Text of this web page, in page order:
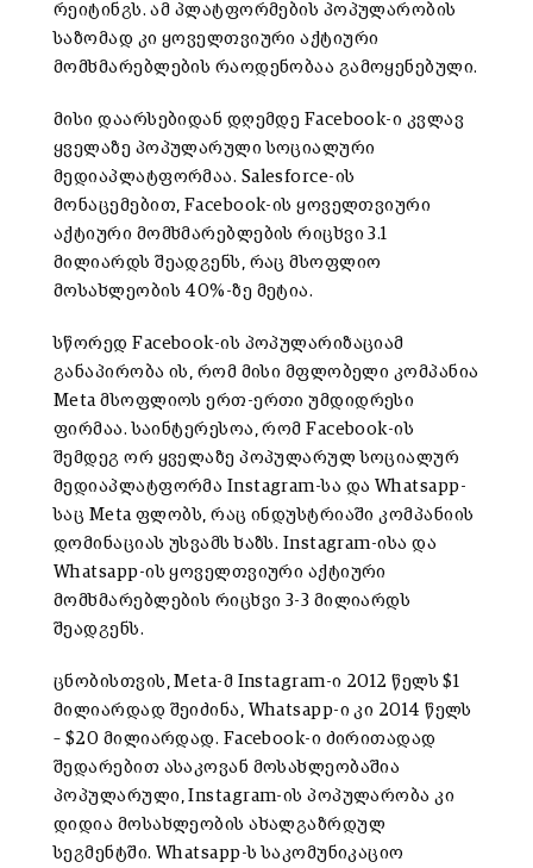
რეიტინგს. ამ პლატფორმების პოპულარობის
საზომად კი ყოველთვიური აქტიური
მომხმარებლების რაოდენობაა გამოყენებული.
მისი დაარსებიდან დღემდე Facebook-ი კვლავ
ყველაზე პოპულარული სოციალური
მედიაპლატფორმაა. Salesforce-ის
მონაცემებით, Facebook-ის ყოველთვიური
აქტიური მომხმარებლების რიცხვი 3.1
მილიარდს შეადგენს, რაც მსოფლიო
მოსახლეობის 40%-ზე მეტია.
სწორედ Facebook-ის პოპულარიზაციამ
განაპირობა ის, რომ მისი მფლობელი კომპანია
Meta მსოფლიოს ერთ-ერთი უმდიდრესი
ფირმაა. საინტერესოა, რომ Facebook-ის
შემდეგ ორ ყველაზე პოპულარულ სოციალურ
მედიაპლატფორმა Instagram-სა და Whatsapp-
საც Meta ფლობს, რაც ინდუსტრიაში კომპანიის
დომინაციას უსვამს ხაზს. Instagram-ისა და
Whatsapp-ის ყოველთვიური აქტიური
მომხმარებლების რიცხვი 3-3 მილიარდს
შეადგენს.
ცნობისთვის, Meta-მ Instagram-ი 2012 წელს $1
მილიარდად შეიძინა, Whatsapp-ი კი 2014 წელს
– $20 მილიარდად. Facebook-ი ძირითადად
შედარებით ასაკოვან მოსახლეობაშია
პოპულარული, Instagram-ის პოპულარობა კი
დიდია მოსახლეობის ახალგაზრდულ
სეგმენტში. Whatsapp-ს საკომუნიკაციო